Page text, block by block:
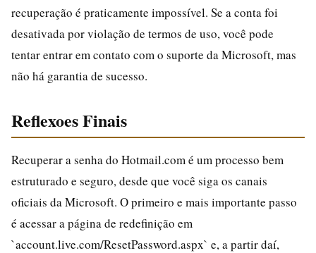
recuperação é praticamente impossível. Se a conta foi
desativada por violação de termos de uso, você pode
tentar entrar em contato com o suporte da Microsoft, mas
não há garantia de sucesso.
Reflexoes Finais
Recuperar a senha do Hotmail.com é um processo bem
estruturado e seguro, desde que você siga os canais
oficiais da Microsoft. O primeiro e mais importante passo
é acessar a página de redefinição em
`account.live.com/ResetPassword.aspx` e, a partir daí,